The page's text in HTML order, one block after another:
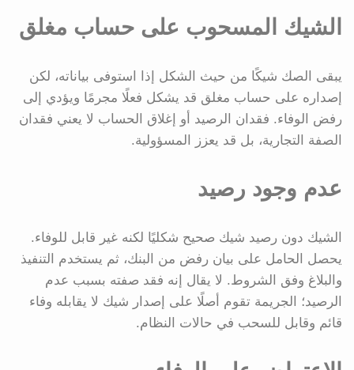
الشيك المسحوب على حساب مغلق
يبقى الصك شيكًا من حيث الشكل إذا استوفى بياناته، لكن
إصداره على حساب مغلق قد يشكل فعلًا مجرمًا ويؤدي إلى
رفض الوفاء. فقدان الرصيد أو إغلاق الحساب لا يعني فقدان
الصفة التجارية، بل قد يعزز المسؤولية.
عدم وجود رصيد
الشيك دون رصيد شيك صحيح شكليًا لكنه غير قابل للوفاء.
يحصل الحامل على بيان رفض من البنك، ثم يستخدم التنفيذ
والبلاغ وفق الشروط. لا يقال إنه فقد صفته بسبب عدم
الرصيد؛ الجريمة تقوم أصلًا على إصدار شيك لا يقابله وفاء
قائم وقابل للسحب في حالات النظام.